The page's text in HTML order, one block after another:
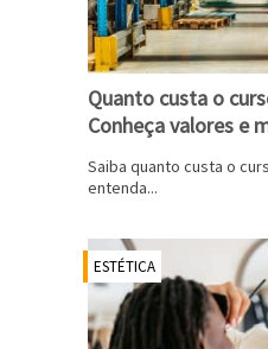
Quanto custa o
Conheça valores e
Saiba quanto custa o
entenda...
ESTÉTICA